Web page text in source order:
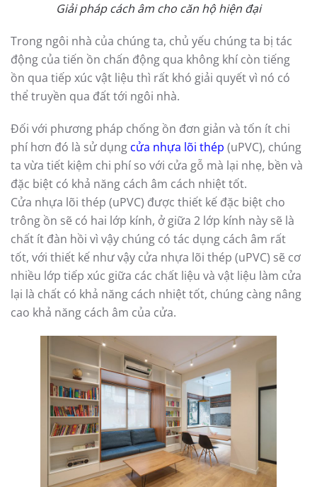
Giải pháp cách âm cho căn hộ hiện đại
Trong ngôi nhà của chúng ta, chủ yếu chúng ta bị tác
động của tiến ồn chấn động qua không khí còn tiếng
ồn qua tiếp xúc vật liệu thì rất khó giải quyết vì nó có
thể truyền qua đất tới ngôi nhà.
Đối với phương pháp chống ồn đơn giản và tốn ít chi
phí hơn đó là sử dụng cửa nhựa lõi thép (uPVC), chúng
ta vừa tiết kiệm chi phí so với cửa gỗ mà lại nhẹ, bền và
đặc biệt có khả năng cách âm cách nhiệt tốt.
Cửa nhựa lõi thép (uPVC) được thiết kế đặc biệt cho
trông ồn sẽ có hai lớp kính, ở giữa 2 lớp kính này sẽ là
chất ít đàn hồi vì vậy chúng có tác dụng cách âm rất
tốt, với thiết kế như vậy cửa nhựa lõi thép (uPVC) sẽ cơ
nhiều lớp tiếp xúc giữa các chất liệu và vật liệu làm cửa
lại là chất có khả năng cách nhiệt tốt, chúng càng nâng
cao khả năng cách âm của cửa.